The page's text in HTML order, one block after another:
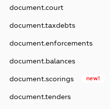
document.court
document.taxdebts
document.enforcements
document.balances
document.scorings new!
document.tenders